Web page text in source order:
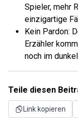
Spieler, mehr
einzigartige
Kein Pardon:
Erzähler
noch im
Teile diesen
Link kopieren